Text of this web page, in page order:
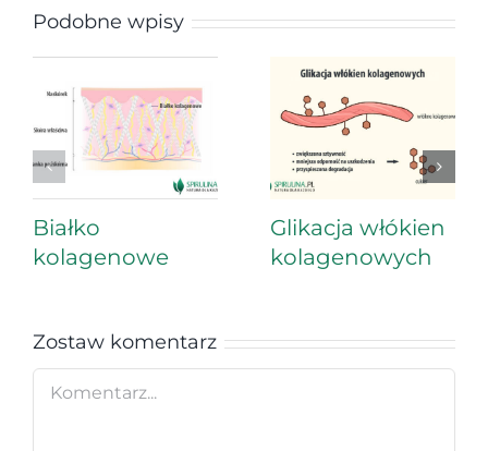
Podobne wpisy
Białko
kolagenowe
Glikacja włókien
kolagenowych
Zostaw komentarz
Comment